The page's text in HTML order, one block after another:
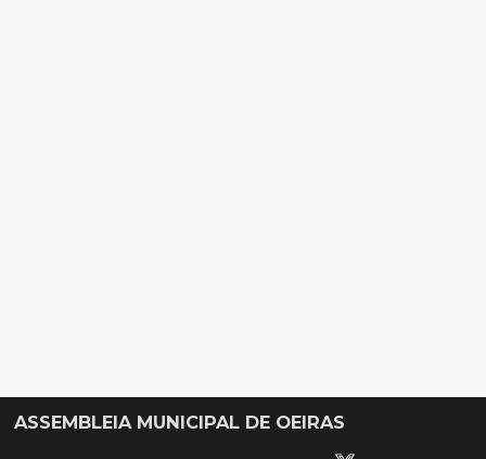
ASSEMBLEIA MUNICIPAL DE OEIRAS